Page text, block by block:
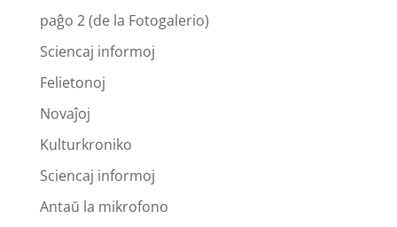
paĝo 2 (de la Fotogalerio)
Sciencaj informoj
Felietonoj
Novaĵoj
Kulturkroniko
Sciencaj informoj
Antaŭ la mikrofono